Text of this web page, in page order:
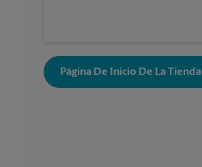
Página De Inicio De La Tienda